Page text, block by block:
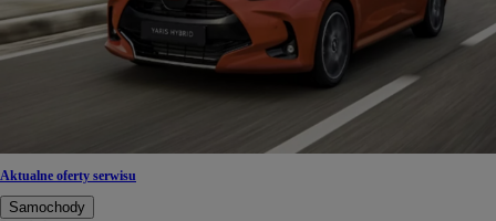
Aktualne oferty serwisu
Samochody